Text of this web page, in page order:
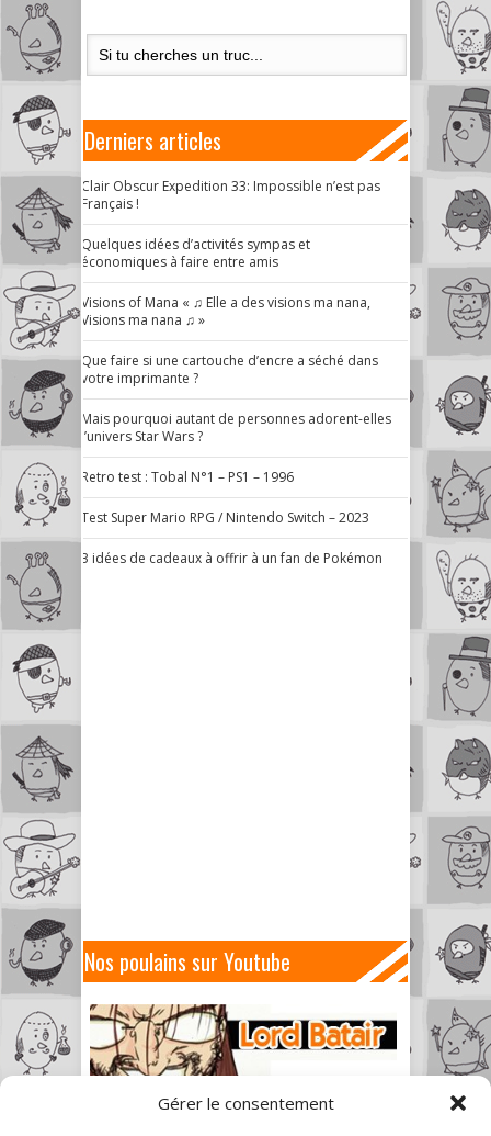
Gérer le consentement
Derniers articles
Clair Obscur Expedition 33: Impossible n’est pas
Français !
Quelques idées d’activités sympas et
économiques à faire entre amis
Visions of Mana « ♫ Elle a des visions ma nana,
Visions ma nana ♫ »
Que faire si une cartouche d’encre a séché dans
votre imprimante ?
Mais pourquoi autant de personnes adorent-elles
l’univers Star Wars ?
Retro test : Tobal N°1 – PS1 – 1996
Test Super Mario RPG / Nintendo Switch – 2023
3 idées de cadeaux à offrir à un fan de Pokémon
Nos poulains sur Youtube